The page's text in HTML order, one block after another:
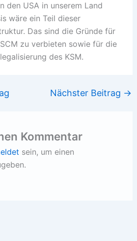
den USA in unserem Land
wäre ein Teil dieser
Das sind die Gründe für
zu verbieten sowie für die
des KSM.
Nächster Beitrag →
Kommentar
sein, um einen